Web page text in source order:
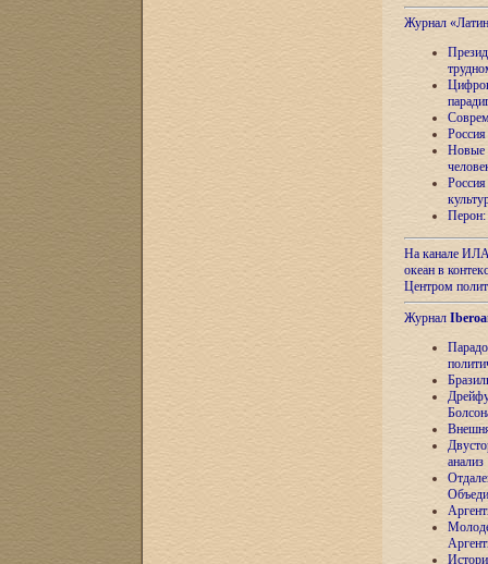
Журнал
Новые
Перон:
На канале
океан в
Центром
Журнал
анализ